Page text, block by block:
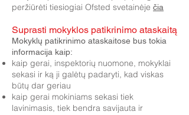
peržiūrėti tiesiogiai Ofsted svetainėje čia
Suprasti mokyklos patikrinimo ataskaitą
Mokyklų patikrinimo ataskaitose bus tokia
informacija kaip:
kaip gerai, inspektorių nuomone, mokyklai
sekasi ir ką ji galėtų padaryti, kad viskas
būtų dar geriau
kaip gerai mokiniams sekasi tiek
lavinimasis, tiek bendra savijauta ir